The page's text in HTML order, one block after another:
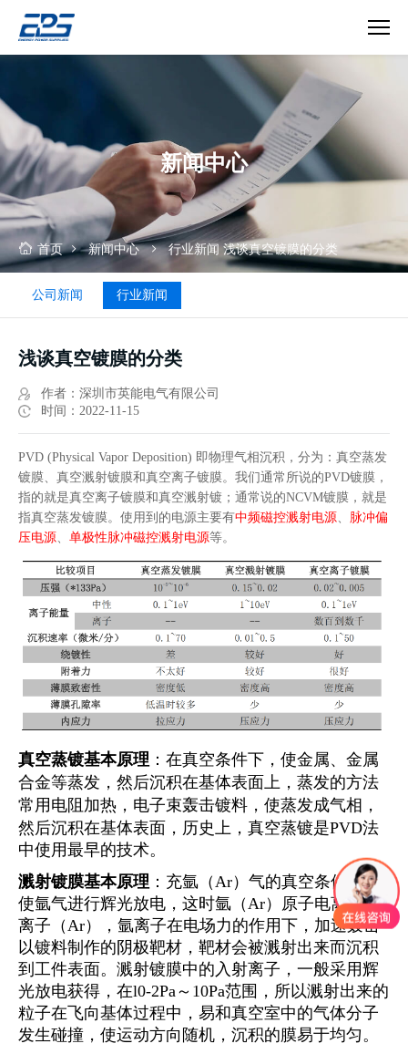
真
镀
膜
的
分
类
新闻中心
首页 新闻中心 行业新闻 浅谈真空镀膜的分类
公司新闻 行业新闻
浅谈真空镀膜的分类
作者：深圳市英能电气有限公司
时间：2022-11-15
PVD (Physical Vapor Deposition) 即物理气相沉积，分为：真空蒸发
镀膜、真空溅射镀膜和真空离子镀膜。我们通常所说的PVD镀膜，
指的就是真空离子镀膜和真空溅射镀；通常说的NCVM镀膜，就是
指真空蒸发镀膜。使用到的电源主要有中频磁控溅射电源
脉冲偏
压电源
单极性脉冲磁控溅射电源等。
真空蒸镀基本原理 ：在真空条件下，使金属、金属
合金等蒸发，然后沉积在基体表面上，蒸发的方法
常用电阻加热，电子束轰击镀料，使蒸发成气相，
然后沉积在基体表面，历史上，真空蒸镀是PVD法
中使用最早的技术。
溅射镀膜基本原理 ：充氩（Ar）气的真空条件下，
使氩气进行辉光放电，这时氩（Ar）原子电离成氩
离子（Ar），氩离子在电场力的作用下，加速轰击
以镀料制作的阴极靶材，靶材会被溅射出来而沉积
到工件表面。溅射镀膜中的入射离子，一般采用辉
光放电获得，在l0-2Pa～10Pa范围，所以溅射出来的
粒子在飞向基体过程中，易和真空室中的气体分子
发生碰撞，使运动方向随机，沉积的膜易于均匀。